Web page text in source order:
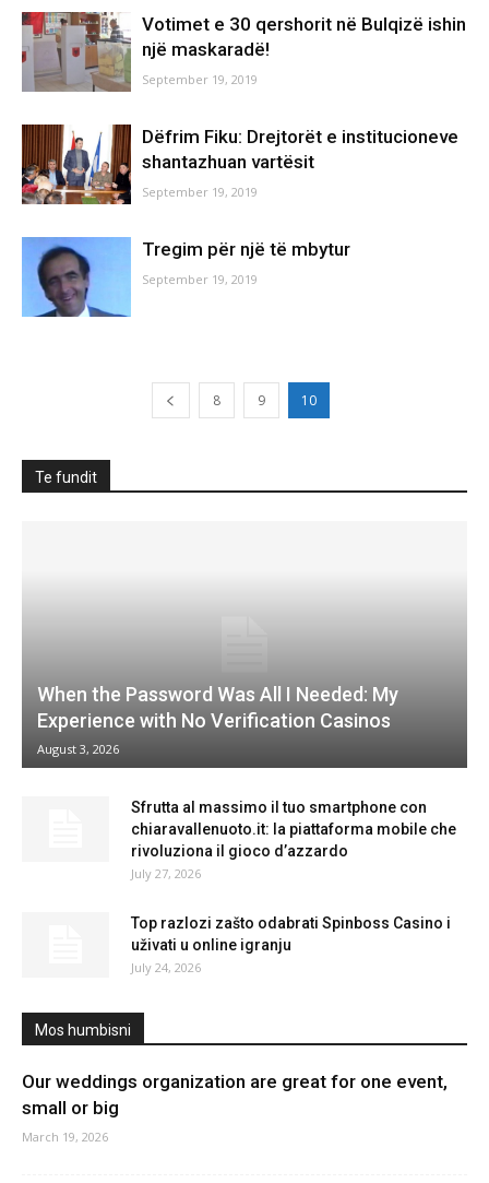
Votimet e 30 qershorit në Bulqizë ishin
një maskaradë!
September 19, 2019
Dëfrim Fiku: Drejtorët e institucioneve
shantazhuan vartësit
September 19, 2019
Tregim për një të mbytur
September 19, 2019
8 9 10
Te fundit
When the Password Was All I Needed: My
Experience with No Verification Casinos
August 3, 2026
Sfrutta al massimo il tuo smartphone con
chiaravallenuoto.it: la piattaforma mobile che
rivoluziona il gioco d’azzardo
July 27, 2026
Top razlozi zašto odabrati Spinboss Casino i
uživati u online igranju
July 24, 2026
Mos humbisni
Our weddings organization are great for one event,
small or big
March 19, 2026